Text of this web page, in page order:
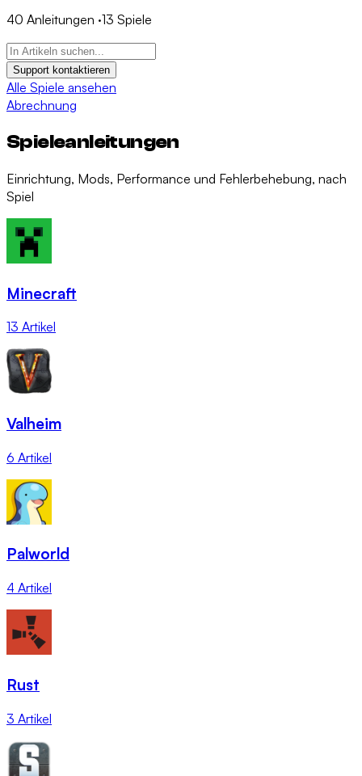
40 Anleitungen ·13 Spiele
Support kontaktieren
Alle Spiele ansehen
Abrechnung
Spieleanleitungen
Einrichtung, Mods, Performance und Fehlerbehebung, nach
Spiel
Minecraft
13 Artikel
Valheim
6 Artikel
Palworld
4 Artikel
Rust
3 Artikel